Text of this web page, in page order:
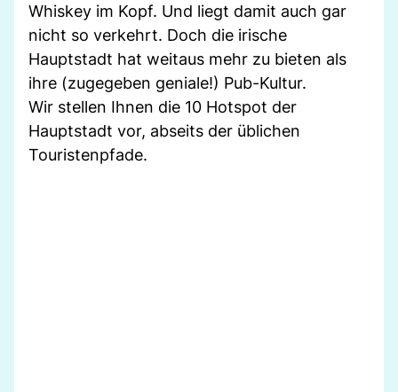
Whiskey im Kopf. Und liegt damit auch gar
nicht so verkehrt. Doch die irische
Hauptstadt hat weitaus mehr zu bieten als
ihre (zugegeben geniale!) Pub-Kultur.
Wir stellen Ihnen die 10 Hotspot der
Hauptstadt vor, abseits der üblichen
Touristenpfade.